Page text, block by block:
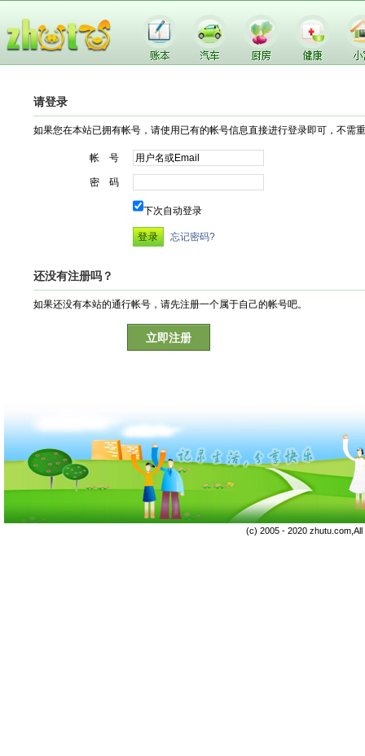
请登录
如果您在本站已拥有帐号，请使用已有的帐号信息直接进行登录即可，不需
帐 号
密 码
下次自动登录
忘记密码?
还没有注册吗？
如果还没有本站的通行帐号，请先注册一个属于自己的帐号吧。
立即注册
(c) 2005 - 2020